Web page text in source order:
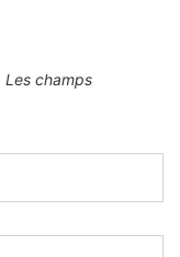
Les champs